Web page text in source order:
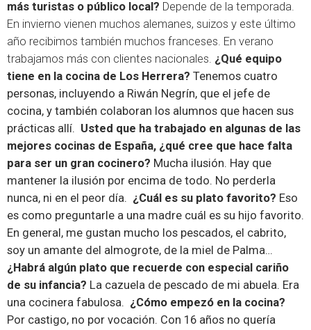
más turistas o público local? Depende de la temporada.
En invierno vienen muchos alemanes, suizos y este último
año recibimos también muchos franceses. En verano
trabajamos más con clientes nacionales. ¿Qué equipo
tiene en la cocina de Los Herrera? Tenemos cuatro
personas, incluyendo a Riwán Negrín, que el jefe de
cocina, y también colaboran los alumnos que hacen sus
prácticas allí. Usted que ha trabajado en algunas de las
mejores cocinas de España, ¿qué cree que hace falta
para ser un gran cocinero? Mucha ilusión. Hay que
mantener la ilusión por encima de todo. No perderla
nunca, ni en el peor día. ¿Cuál es su plato favorito? Eso
es como preguntarle a una madre cuál es su hijo favorito.
En general, me gustan mucho los pescados, el cabrito,
soy un amante del almogrote, de la miel de Palma…
¿Habrá algún plato que recuerde con especial cariño
de su infancia? La cazuela de pescado de mi abuela. Era
una cocinera fabulosa. ¿Cómo empezó en la cocina?
Por castigo, no por vocación. Con 16 años no quería